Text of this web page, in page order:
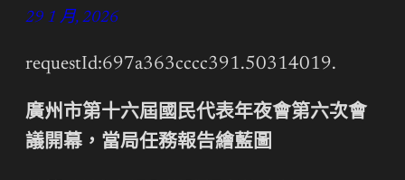
29 1 月, 2026
requestId:697a363cccc391.50314019.
廣州市第十六屆國民代表年夜會第六次會
議開幕，當局任務報告繪藍圖